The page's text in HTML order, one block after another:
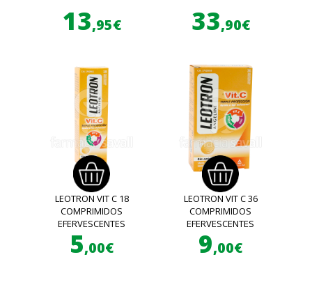
13,95€ 33,90€
LEOTRON VIT C 18
COMPRIMIDOS
EFERVESCENTES
5,00€
LEOTRON VIT C 36
COMPRIMIDOS
EFERVESCENTES
9,00€